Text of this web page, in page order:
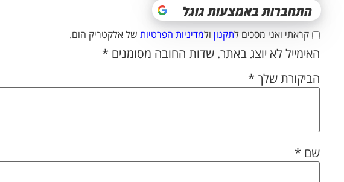
קראתי ואני מסכים לתקנון ולמדיניות הפרטיות של אלקטריק הום.
האימייל לא יוצג באתר. שדות החובה מסומנים *
הביקורת שלך *
שם *